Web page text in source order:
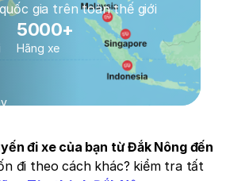
gia trên toàn thế giới
5000+
Hãng xe
đi xe của bạn từ Đắk Nông đến
đi theo cách khác? kiểm tra tất